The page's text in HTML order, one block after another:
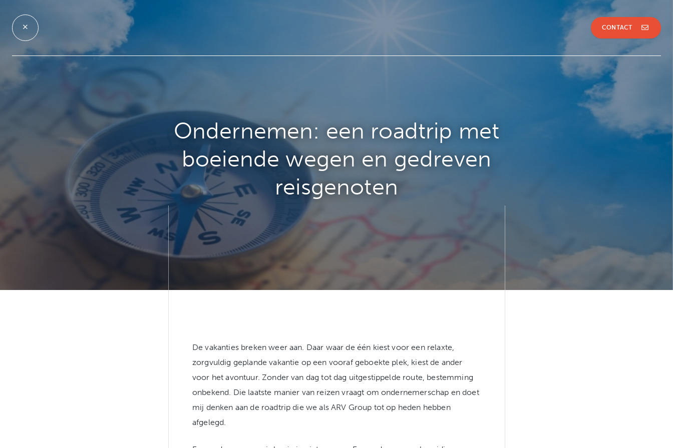
Ondernemen: een roadtrip met
boeiende wegen en gedreven
reisgenoten
De vakanties breken weer aan. Daar waar de één kiest voor een relaxte,
zorgvuldig geplande vakantie op een vooraf geboekte plek, kiest de ander
voor het avontuur. Zonder van dag tot dag uitgestippelde route, bestemming
onbekend. Die laatste manier van reizen vraagt om ondernemerschap en doet
mij denken aan de roadtrip die we als ARV Group tot op heden hebben
afgelegd.
CONTACT